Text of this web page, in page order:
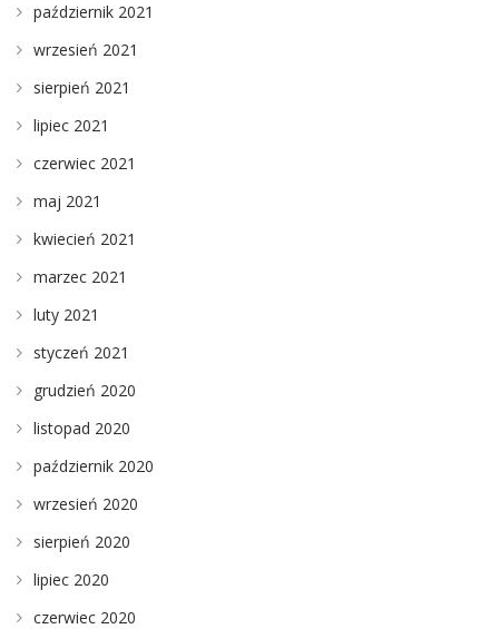
październik 2021
wrzesień 2021
sierpień 2021
lipiec 2021
czerwiec 2021
maj 2021
kwiecień 2021
marzec 2021
luty 2021
styczeń 2021
grudzień 2020
listopad 2020
październik 2020
wrzesień 2020
sierpień 2020
lipiec 2020
czerwiec 2020